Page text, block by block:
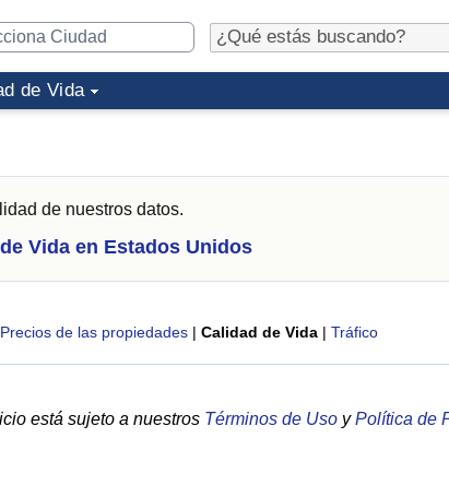
de Vida
de nuestros datos.
Vida en Estados Unidos
Precios de las propiedades | Calidad de Vida | Tráfico
está sujeto a nuestros Términos de Uso yPolítica de